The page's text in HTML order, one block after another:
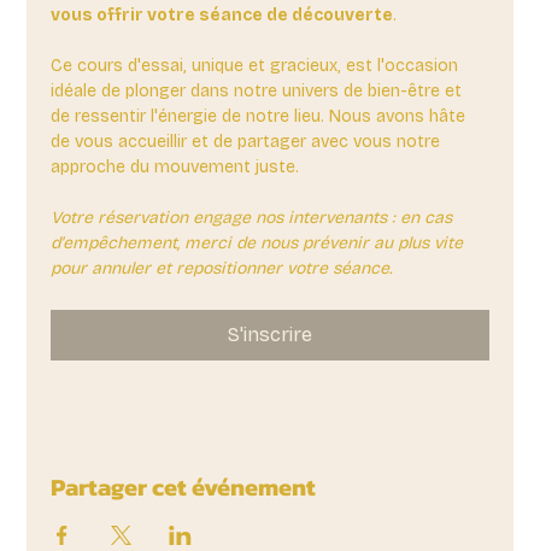
vous offrir votre séance de découverte.
Ce cours d'essai, unique et gracieux, est l'occasion
idéale de plonger dans notre univers de bien-être et
de ressentir l'énergie de notre lieu. Nous avons hâte
de vous accueillir et de partager avec vous notre
approche du mouvement juste.
Votre réservation engage nos intervenants : en cas
d'empêchement, merci de nous prévenir au plus vite
pour annuler et repositionner votre séance.
S'inscrire
Partager cet événement